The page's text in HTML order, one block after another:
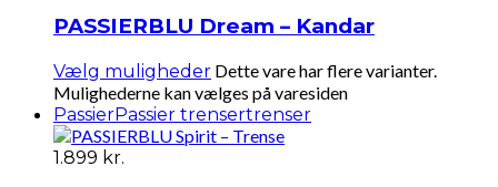
PASSIERBLU Dream – Kandar
Vælg muligheder Dette vare har flere varianter.
Mulighederne kan vælges på varesiden
PassierPassier trensertrenser
1.899 kr.